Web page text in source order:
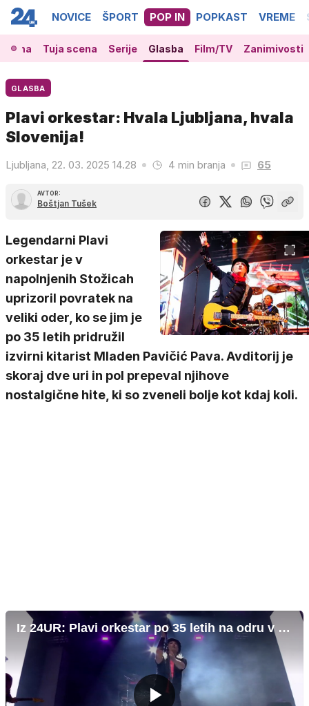
NOVICE ŠPORT POP IN POPKAST VREME
Tuja scena Serije Glasba Film/TV Zanimivosti
GLASBA
Plavi orkestar: Hvala Ljubljana, hvala
Slovenija!
Ljubljana, 22. 03. 2025 14.28 4 min branja 65
AVTOR:
Boštjan Tušek
Legendarni Plavi
orkestar je v
napolnjenih Stožicah
uprizoril povratek na
veliki oder, ko se jim je
po 35 letih pridružil
izvirni kitarist Mladen Pavičić Pava. Avditorij je
skoraj dve uri in pol prepeval njihove
nostalgične hite, ki so zveneli bolje kot kdaj koli.
Iz 24UR: Plavi orkestar po 35 letih na odru v originalni zasedbi